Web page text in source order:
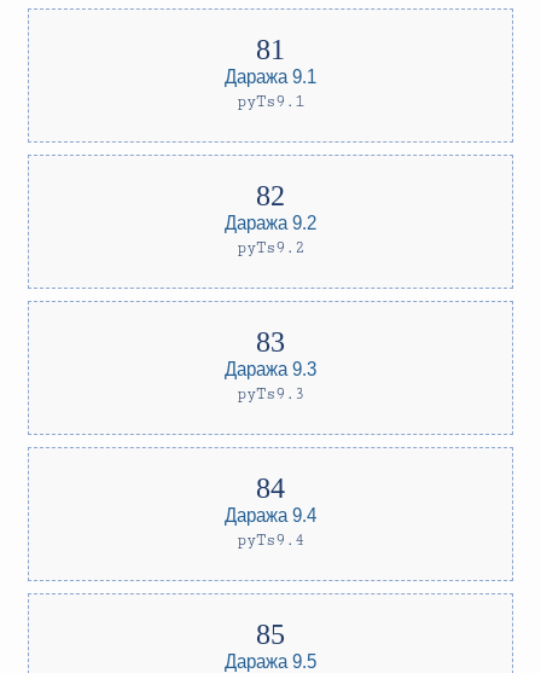
Даража 9.1
pyTs9.1
Даража 9.2
pyTs9.2
Даража 9.3
pyTs9.3
Даража 9.4
pyTs9.4
Даража 9.5